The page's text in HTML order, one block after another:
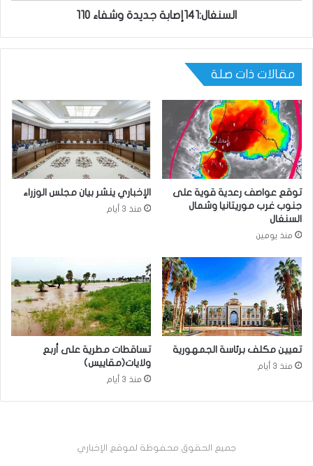
السنغال:141إصابة جديدة وشفاء 110
مقالات ذات صلة
توقع عواصف رعدية قوية على
جنوب غرب موريتانيا وشمال
السنغال
منذ يومين
الإخباري ينشر بيان مجلس الوزراء
منذ 3 أيام
تعيين مكلف برئاسة الجمهورية
منذ 3 أيام
تساقطات مطرية على أربع
ولايات(مقاييس)
منذ 3 أيام
جميع الحقوق محفوظة لموقع الإخباري